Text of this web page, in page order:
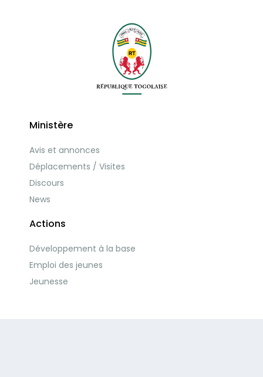
Ministère
Avis et annonces
Déplacements / Visites
Discours
News
Actions
Développement à la base
Emploi des jeunes
Jeunesse